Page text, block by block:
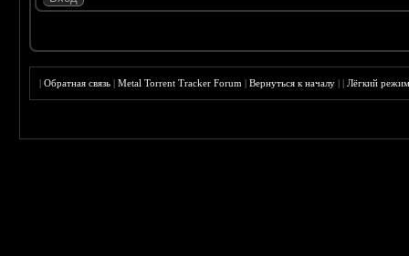
|Обратная связь |Metal Torrent Tracker Forum |Вернуться к началу ||Лёгкий